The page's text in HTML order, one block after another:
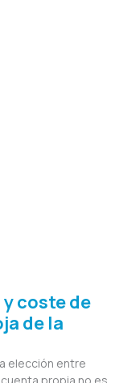
coste de
de la
elección entre